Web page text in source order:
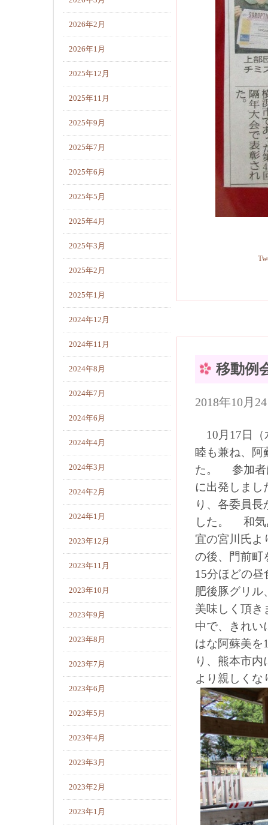
移動例
2018年10月
10月17日（
睦も兼ね、阿
た。 参加者
に出発しまし
り、各委員
した。 和気
宜の宮川氏よ
の後、門前
15分ほどの
肥後豚グリル
美味しく頂き
中で、きれ
はな阿蘇美を
り、熊本市
より親しくな
2026年2月
2026年1月
2025年12月
2025年11月
2025年9月
2025年7月
2025年6月
2025年5月
2025年4月
2025年3月
2025年2月
2025年1月
2024年12月
2024年11月
2024年8月
2024年7月
2024年6月
2024年4月
2024年3月
2024年2月
2024年1月
2023年12月
2023年11月
2023年10月
2023年9月
2023年8月
2023年7月
2023年6月
2023年5月
2023年4月
2023年3月
2023年2月
2023年1月